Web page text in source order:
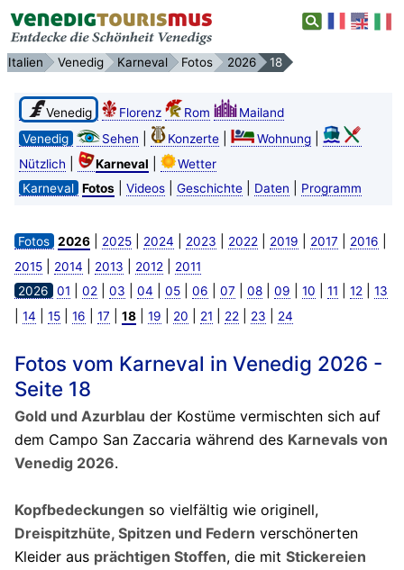
Italien Venedig Karneval Fotos 2026 18
Venedig Florenz Rom
Mailand
Venedig
Sehen Konzerte| Wohnung|
Nützlich Karneval
Wetter
Karneval Fotos| Videos| Geschichte| Daten Programm
Fotos 2026| 2025| 2024 2023 2022 2019 2017 2016
2015| 2014 2013 2012
2011
2026
01 02 03 04 05| 06 07 08| 09 10 11 12 13
14 15| 16 17 18| 19 20 21 22 23 24
Fotos vom Karneval in Venedig 2026 -
Seite 18
Gold und Azurblau der Kostüme vermischten sich auf
dem Campo San Zaccaria während des Karnevals von
Venedig 2026.
Kopfbedeckungen so vielfältig wie originell,
Dreispitzhüte, Spitzen und Federn verschönerten
Kleider aus prächtigen Stoffen, die mit Stickereien